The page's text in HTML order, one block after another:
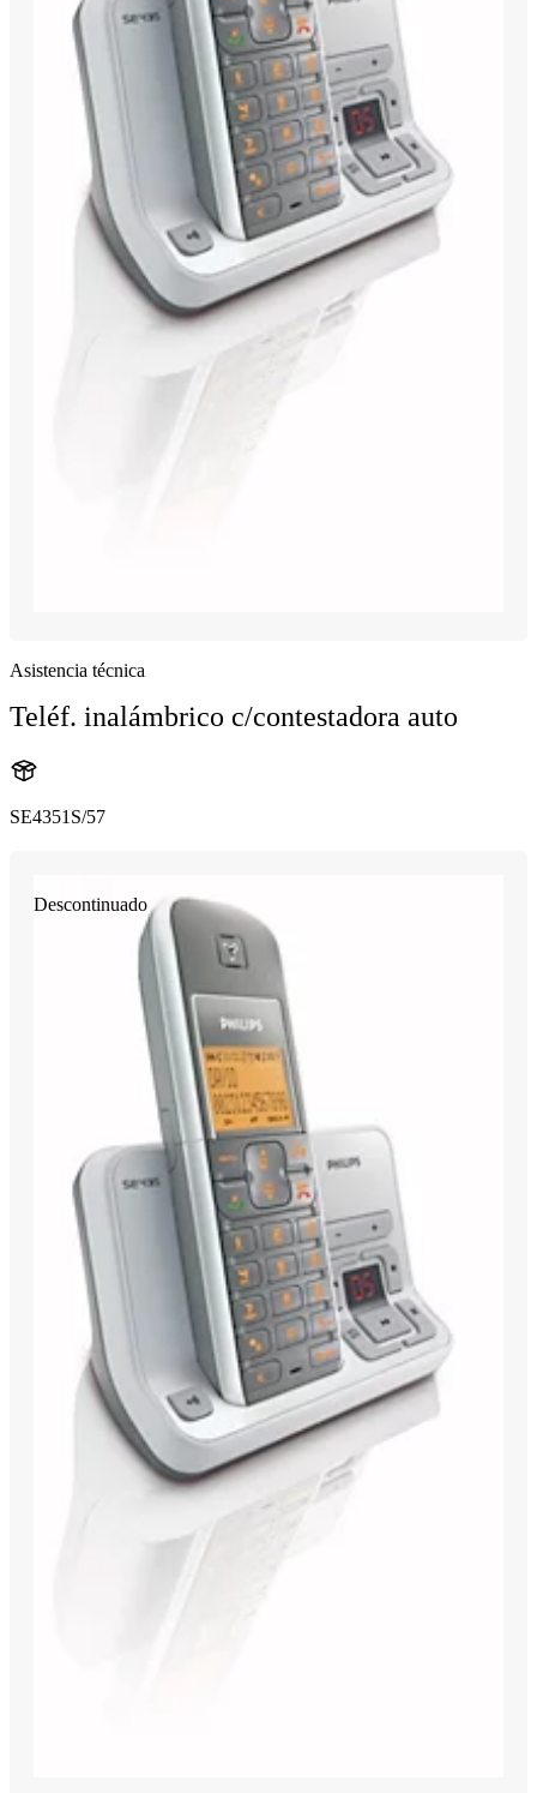
Asistencia técnica
Teléf. inalámbrico c/contestadora auto
SE4351S/57
Descontinuado